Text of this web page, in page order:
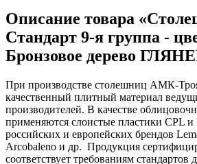
Описание товара
Стандарт 9-я группа -
Бронзовое дерево
При производстве столешниц АМК-
качественный плитный материал
производителей. В качестве
применяются слоистые пластики CPL
российских и европейских брендов
Arcobaleno и др. Продукция
соответствует требованиям стандартов